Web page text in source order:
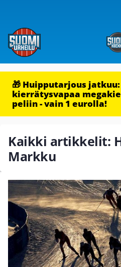
🎁 Huipputarjous
kierrätysvapaa
peliin - vain 1 eurolla!
Kaikki artikkelit:
Markku